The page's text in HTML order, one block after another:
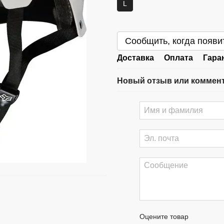
L
Сообщить, когда
Доставка Оплата
Новый отзыв или
Оцените товар